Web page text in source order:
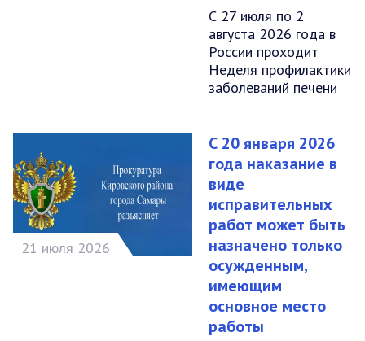
С 27 июля по 2
августа 2026 года в
России проходит
Неделя профилактики
заболеваний печени
21 июля 2026
С 20 января 2026
года наказание в
виде
исправительных
работ может быть
назначено только
осужденным,
имеющим
основное место
работы